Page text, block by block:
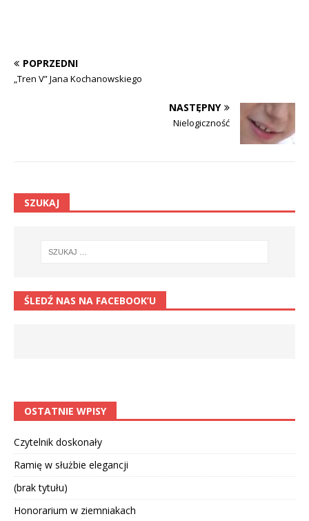
POPRZEDNI
„Tren V” Jana Kochanowskiego
NASTĘPNY
Nielogiczność
SZUKAJ
ŚLEDŹ NAS NA FACEBOOK’U
OSTATNIE WPISY
Czytelnik doskonały
Ramię w służbie elegancji
(brak tytułu)
Honorarium w ziemniakach